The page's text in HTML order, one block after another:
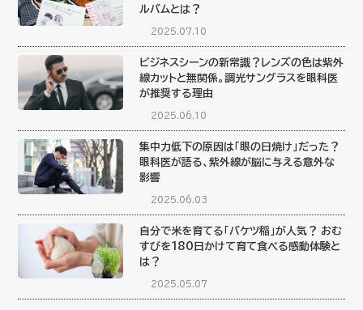
ルバムとは？
2025.07.10
ビジネスシーンの新常識？レンズの色は紫外
線カットと無関係。調光サングラスを眼科医
が推奨する理由
2025.06.10
集中力低下の原因は「眼の日焼け」だった？
眼科医が語る、紫外線が脳に与える意外な
影響
2025.06.03
自分で米を育てる「バケツ稲」が人気？ おむ
すびを180日かけて育て食べる感動体験と
は？
2025.05.07